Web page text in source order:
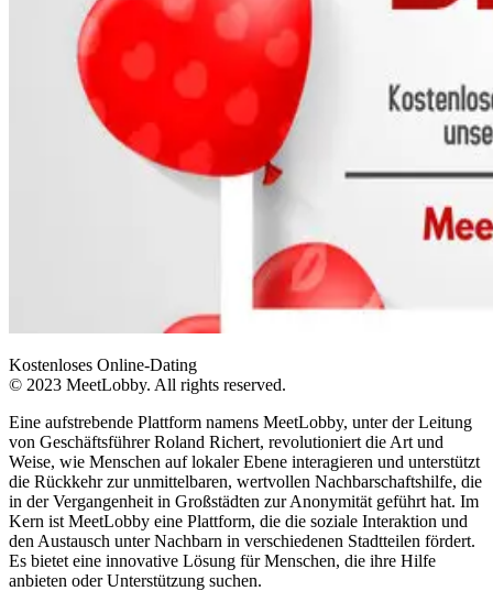
Kostenloses Online-Dating
© 2023 MeetLobby. All rights reserved.
Eine aufstrebende Plattform namens MeetLobby, unter der Leitung
von Geschäftsführer Roland Richert, revolutioniert die Art und
Weise, wie Menschen auf lokaler Ebene interagieren und unterstützt
die Rückkehr zur unmittelbaren, wertvollen Nachbarschaftshilfe, die
in der Vergangenheit in Großstädten zur Anonymität geführt hat. Im
Kern ist MeetLobby eine Plattform, die die soziale Interaktion und
den Austausch unter Nachbarn in verschiedenen Stadtteilen fördert.
Es bietet eine innovative Lösung für Menschen, die ihre Hilfe
anbieten oder Unterstützung suchen.